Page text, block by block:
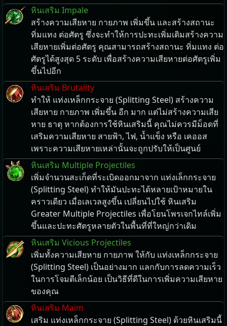
หินเสริม Impale
สร้างความเสียหาย กายภาพ เพิ่มขึ้น และสร้างสถานะ
ทิ่มแทง ต่อศัตรู ซึ่งจะทำให้การปะทะเพิ่มเติมสร้างความ
เสียหายเพิ่มต่อศัตรู คุณสามารถสร้างสถานะ ทิ่มแทง ต่อ
ศัตรูได้สูงสุด 5 ระดับ เพื่อสร้างความเสียหายต่อศัตรูเพิ่ม
ขึ้นไปอีก
หินเสริม Brutality
ทำให้ แท่งเหล็กกระจาย (Splitting Steel) สร้างความ
เสียหาย กายภาพ เพิ่มขึ้น อีก มาก แต่ไม่สร้างความเสีย
หาย ธาตุ หากต้องการใช้หินเสริมนี้ คุณไม่ควรมีม็อดที่
เสริมความเสียหาย สายฟ้า, ไฟ, น้ำแข็ง หรือ เคออส
เพราะความเสียหายเหล่านั้นจะถูกปรับให้เป็นศูนย์
หินเสริม Multiple Projectiles
เพิ่มจำนวนสะเก็ดที่ระเบิดออกมาจาก แท่งเล็กกระจาย
(Splitting Steel) ทำให้มันปะทะได้หลายเป้าหมายใน
คราวเดียว เมื่อเลเวลสูงขึ้น เปลี่ยนไปใช้ หินเสริม
Greater Multiple Projectiles เพื่อโยนโพรเจกไทล์เพิ่ม
ขึ้นและปะทะศัตรูหลายตัวในพื้นที่ที่ใหญ่กว่าเดิม
หินเสริม Vicious Projectiles
เพิ่มทั้งความเสียหาย กายภาพ ให้กับ แท่งเหล็กกระจาย
(Splitting Steel) เป็นอย่างมาก แลกกับการลดความเร็ว
ในการโจมตีเล็กน้อย เป็นวิธีที่ดีในการเพิ่มความเสียหาย
ของคุณ
หินเสริม Maim
เสริม แท่งเหล็กกระจาย (Splitting Steel) ด้วยหินเสริมนี้